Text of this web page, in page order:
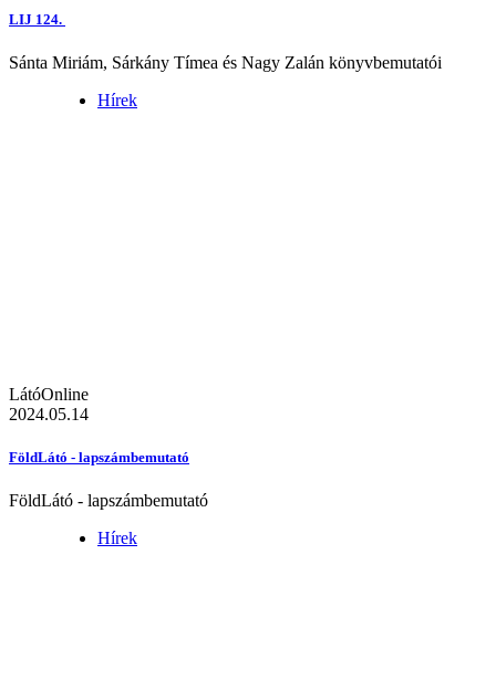
LIJ 124.
Sánta Miriám, Sárkány Tímea és Nagy Zalán könyvbemutatói
Hírek
LátóOnline
2024.05.14
FöldLátó - lapszámbemutató
FöldLátó - lapszámbemutató
Hírek